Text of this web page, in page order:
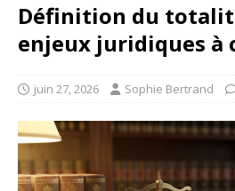
Définition du
enjeux juridiques à
juin 27, 2026 Sophie Bertrand